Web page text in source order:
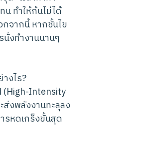
น ทำให้ก้นไม่ได้
จากนี้ หากชั้นไข
งทำงานนานๆ
งไร?
(High-Intensity
ส่งพลังงานทะลุลง
รหดเกร็งขั้นสุด